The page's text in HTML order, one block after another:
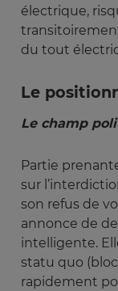
électrique,
du tout
Le
Le champ
Partie
sur
son refus de
annonce de
intelligente.
statu quo
rapidement